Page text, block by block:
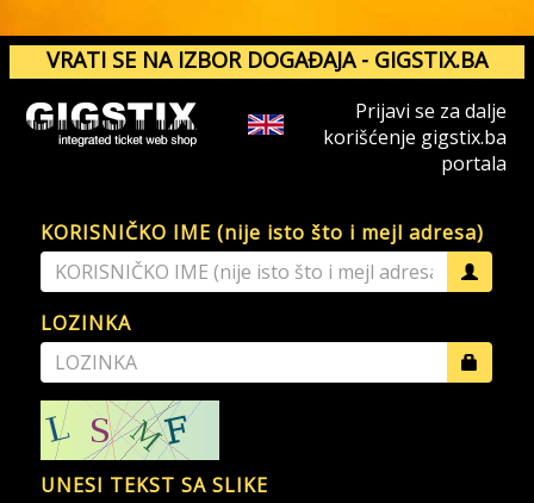
VRATI SE NA IZBOR DOGAĐAJA - GIGSTIX.BA
Prijavi se za dalje
korišćenje gigstix.ba
portala
KORISNIČKO IME (nije isto što i mejl adresa)
LOZINKA
UNESI TEKST SA SLIKE